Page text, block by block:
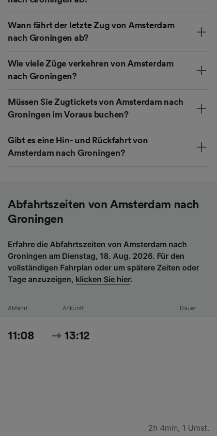
Wann fährt der letzte Zug von Amsterdam
nach Groningen ab?
Wie viele Züge verkehren von Amsterdam
nach Groningen?
Müssen Sie Zugtickets von Amsterdam nach
Groningen im Voraus buchen?
Gibt es eine Hin- und Rückfahrt von
Amsterdam nach Groningen?
Abfahrtszeiten von Amsterdam nach
Groningen
Erfahre die Abfahrtszeiten von Amsterdam nach
Groningen am Dienstag, 18. Aug. 2026. Für den
vollständigen Fahrplan oder um spätere Zeiten oder
Tage anzuzeigen, klicken Sie hier.
Abfahrt Ankunft Dauer
11:08 13:12
2h 4min, 1 Umst.